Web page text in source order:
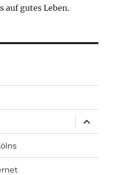
auf gutes Leben.
öffnen